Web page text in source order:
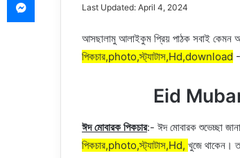
Last Updated: April 4, 2024
আসছালামু আলাইকুম প্রিয় পাঠক সবাই কেমন
পিকচার,photo,স্ট্যাটাস,Hd,download
Eid
ঈদ মোবারক পিকচার:- ঈদ মোবারক শুভেচ্ছা
পিকচার,photo,স্ট্যাটাস,Hd, খুজে থাকেন।